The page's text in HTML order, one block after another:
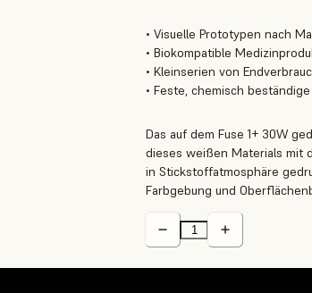
• Visuelle Prototypen nach
• Biokompatible
• Kleinserien von
• Feste, chemisch
Das auf dem Fuse 1+ 30W
dieses weißen Materials mit
in Stickstoffatmosphäre
Farbgebung und